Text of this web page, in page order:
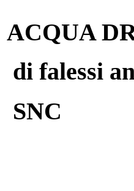
ACQUA
di falessi
SNC